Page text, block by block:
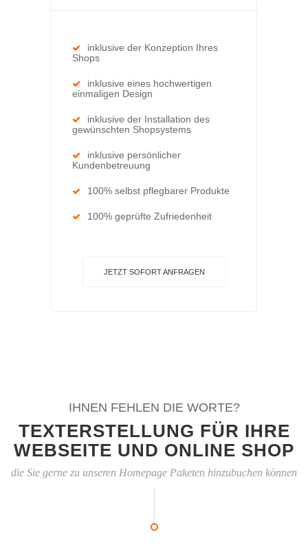
inklusive der Konzeption Ihres
Shops
inklusive eines hochwertigen
einmaligen Design
inklusive der Installation des
gewünschten Shopsystems
inklusive persönlicher
Kundenbetreuung
100% selbst pflegbarer Produkte
100% geprüfte Zufriedenheit
JETZT SOFORT ANFRAGEN
IHNEN FEHLEN DIE WORTE?
TEXTERSTELLUNG FÜR IHRE
WEBSEITE UND ONLINE SHOP
die Sie gerne zu unseren Homepage Paketen hinzubuchen können